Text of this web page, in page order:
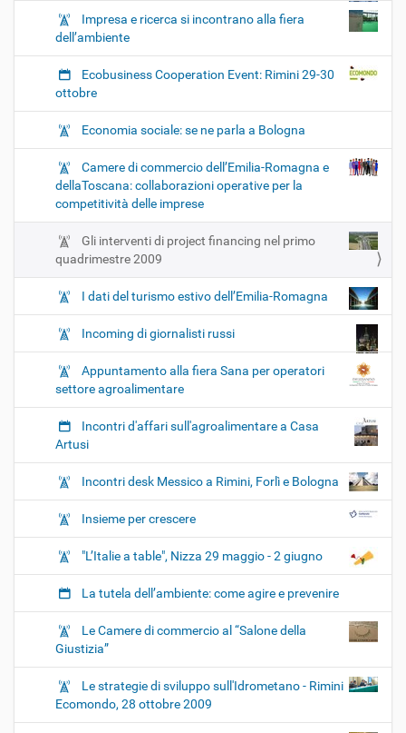
Impresa e ricerca si incontrano alla fiera
dell’ambiente
Ecobusiness Cooperation Event: Rimini 29-30
ottobre
Economia sociale: se ne parla a Bologna
Camere di commercio dell’Emilia-Romagna e
dellaToscana: collaborazioni operative per la
competitività delle imprese
Gli interventi di project financing nel primo
quadrimestre 2009
I dati del turismo estivo dell’Emilia-Romagna
Incoming di giornalisti russi
Appuntamento alla fiera Sana per operatori
settore agroalimentare
Incontri d'affari sull'agroalimentare a Casa
Artusi
Incontri desk Messico a Rimini, Forlì e Bologna
Insieme per crescere
"L’Italie a table", Nizza 29 maggio - 2 giugno
La tutela dell’ambiente: come agire e prevenire
Le Camere di commercio al “Salone della
Giustizia”
Le strategie di sviluppo sull'Idrometano - Rimini
Ecomondo, 28 ottobre 2009